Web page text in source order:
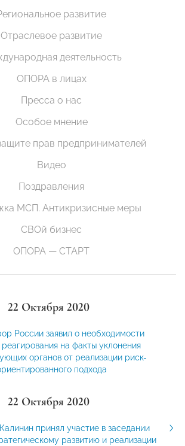
развитие
Отраслевое развитие
деятельность
ОПОРА в лицах
Пресса о нас
Особое мнение
прав предпринимателей
Видео
Поздравления
МСП. Антикризисные меры
СВОй бизнес
ОПОРА — СТАРТ
22 Октября 2020
России заявил о необходимости
на факты уклонения
органов от реализации риск-
подхода
22 Октября 2020
принял участие в заседании
развитию и реализации